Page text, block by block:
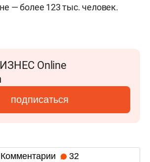
— более 123 тыс. человек.
Online
подписаться
Комментарии 32